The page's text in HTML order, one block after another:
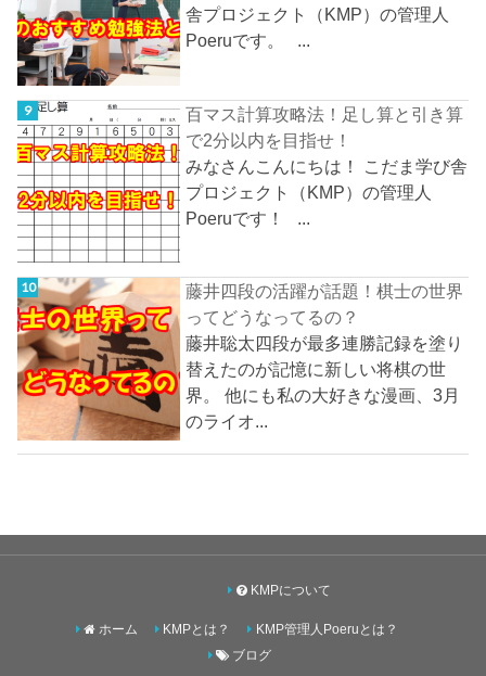
舎プロジェクト（KMP）の管理人
Poeruです。 ...
百マス計算攻略法！足し算と引き算
で2分以内を目指せ！
みなさんこんにちは！ こだま学び舎
プロジェクト（KMP）の管理人
Poeruです！ ...
藤井四段の活躍が話題！棋士の世界
ってどうなってるの？
藤井聡太四段が最多連勝記録を塗り
替えたのが記憶に新しい将棋の世
界。 他にも私の大好きな漫画、3月
のライオ...
ホーム
KMPについて
KMPとは？
KMP管理人Poeruとは？
ブログ